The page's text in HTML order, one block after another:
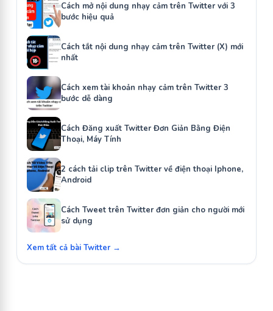
Cách mở nội dung nhạy cảm trên Twitter với 3
bước hiệu quả
Cách tắt nội dung nhạy cảm trên Twitter (X) mới
nhất
Cách xem tài khoản nhạy cảm trên Twitter 3
bước dễ dàng
Cách Đăng xuất Twitter Đơn Giản Bằng Điện
Thoại, Máy Tính
2 cách tải clip trên Twitter về điện thoại Iphone,
Android
Cách Tweet trên Twitter đơn giản cho người mới
sử dụng
Xem tất cả bài Twitter →